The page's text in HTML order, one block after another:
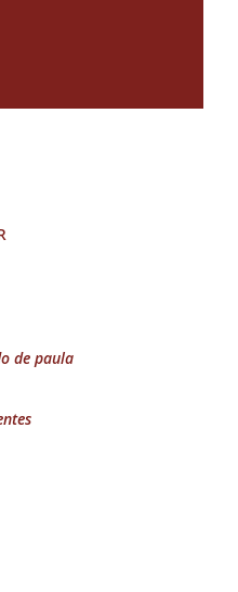
de paula